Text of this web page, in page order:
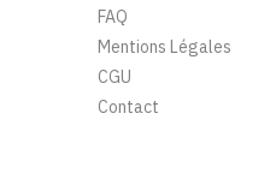
FAQ
Mentions Légales
CGU
Contact